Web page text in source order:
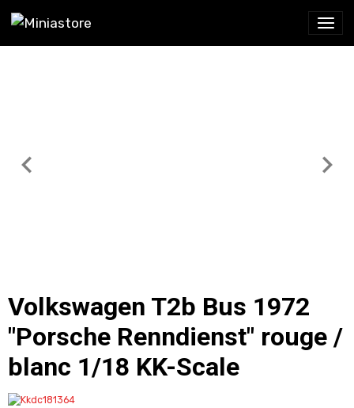
Volkswagen T2b Bus 1972
"Porsche Renndienst" rouge /
blanc 1/18 KK-Scale